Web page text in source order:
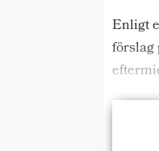
Enligt
förslag